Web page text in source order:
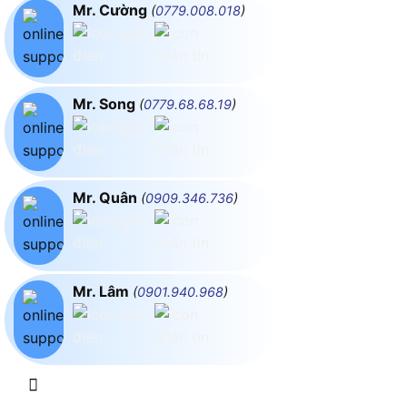
Mr. Cường (0779.008.018)
Mr. Song (0779.68.68.19)
Mr. Quân (0909.346.736)
Mr. Lâm (0901.940.968)